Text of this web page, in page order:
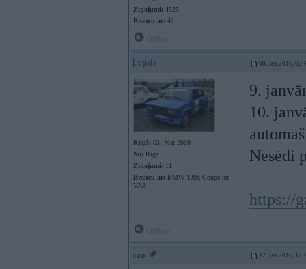
Ziņojumi: 4525
Braucu ar: 42
Lepsis 08. Jan 2016,
Kopš: 03. Mar 2009
No: Rīga
Ziņojumi: 11
Braucu ar: BMW 120d Coupe un
VAZ
9.
10.
Nesēdi
https://
ozo 12. Jan 2016,